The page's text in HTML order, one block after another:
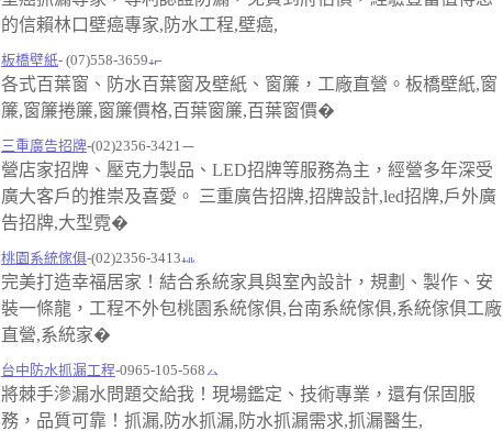
的信賴林口壁癌專家,防水工程,壁癌,
板橋壁紙- (07)558-3659
各式百葉窗、防水百葉窗及壁紙、窗簾，工廠直營。板橋壁紙,窗
簾,窗簾捲簾,窗簾價格,百葉窗簾,百葉窗價�
三重廣告招牌-(02)2356-3421
營店家招牌、壓克力製品、LED招牌等服務為主，經營多年深受
廣大客戶的推崇及喜愛。 三重廣告招牌,招牌設計,led招牌,戶外廣
告招牌,大型霓�
桃園系統傢俱-(02)2356-3413
完美打造幸福居家！結合系統家具與室內設計，規劃、製作、安
裝一條龍，工程不外包桃園系統傢俱,台南系統傢俱,系統傢俱工廠
直營,系統家�
台中防水抓漏工程-0965-105-568
將棘手滲漏水問題交給我！現場鑑定、技術專業，還有保固服
務，品質可靠！抓漏,防水抓漏,防水抓漏需求,抓漏醫生,